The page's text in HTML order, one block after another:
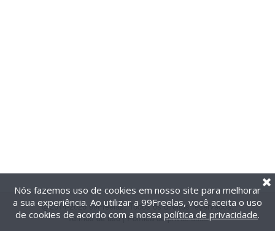
@2014-2026 99Freelas. Todos os direitos reservados.
Termos de uso| Política de privacidade
Nós fazemos uso de cookies em nosso site para melhorar
a sua experiência. Ao utilizar a 99Freelas, você aceita o uso
de cookies de acordo com a nossa política de privacidade.